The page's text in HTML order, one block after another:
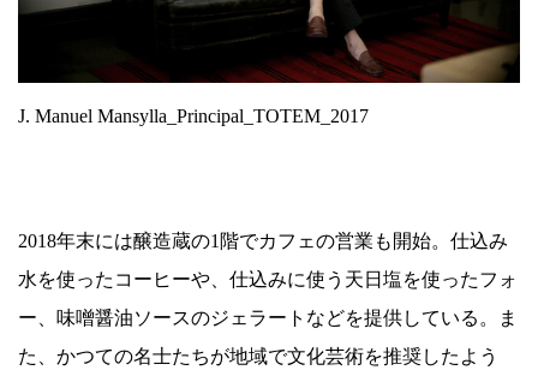
J. Manuel Mansylla_Principal_TOTEM_2017
2018年末には醸造蔵の1階でカフェの営業も開始。仕込み
水を使ったコーヒーや、仕込みに使う天日塩を使ったフォ
ー、味噌醤油ソースのジェラートなどを提供している。ま
た、かつての名士たちが地域で文化芸術を推奨したよう